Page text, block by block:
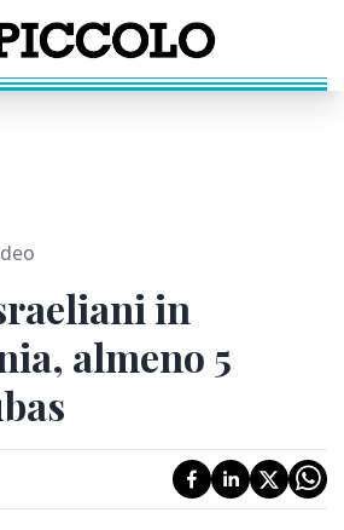
in
almeno 5